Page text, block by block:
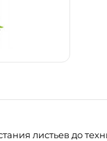
листьев до